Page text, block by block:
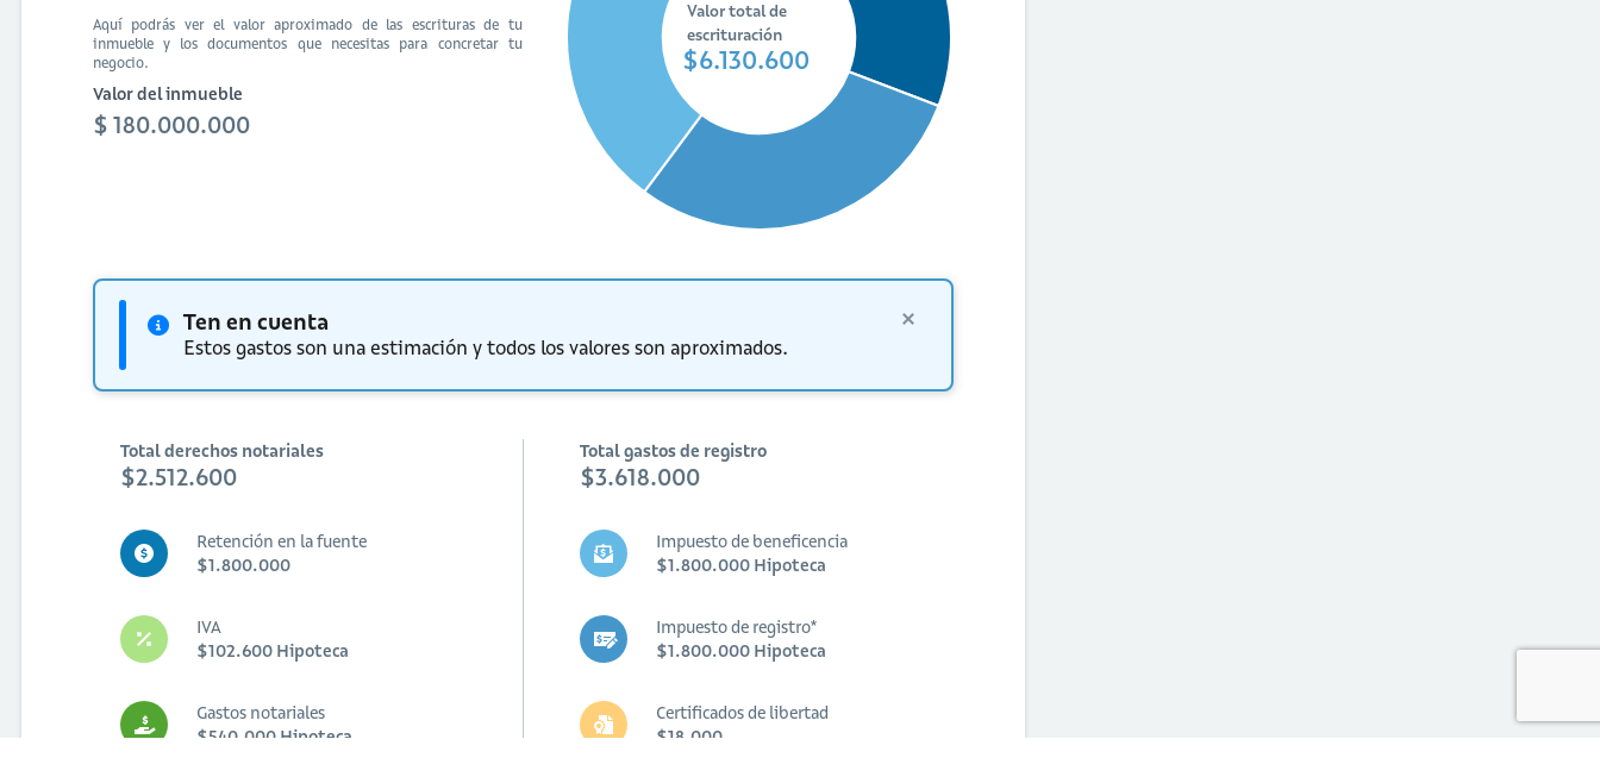
Aquí podrás ver el valor aproximado de las escrituras de tu
inmueble y los documentos que necesitas para concretar tu
negocio.
Valor del inmueble
$ 180.000.000
Valor total de
escrituración
$6.130.600
Ten en cuenta
Estos gastos son una estimación y todos los valores son aproximados.
Total derechos notariales
$2.512.600
Retención en la fuente
$1.800.000
IVA
$102.600 Hipoteca
Gastos notariales
$540.000 Hipoteca
Total gastos de registro
$3.618.000
Impuesto de beneficencia
$1.800.000 Hipoteca
Impuesto de registro*
$1.800.000 Hipoteca
Certificados de libertad
$18.000